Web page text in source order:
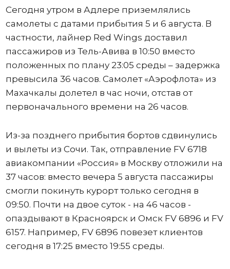
Сегодня утром в Адлере приземлялись
самолеты с датами прибытия 5 и 6 августа. В
частности, лайнер Red Wings доставил
пассажиров из Тель-Авива в 10:50 вместо
положенных по плану 23:05 среды – задержка
превысила 36 часов. Самолет «Аэрофлота» из
Махачкалы долетел в час ночи, отстав от
первоначального времени на 26 часов.
Из-за позднего прибытия бортов сдвинулись
и вылеты из Сочи. Так, отправление FV 6718
авиакомпании «Россия» в Москву отложили на
37 часов: вместо вечера 5 августа пассажиры
смогли покинуть курорт только сегодня в
09:50. Почти на двое суток - на 46 часов -
опаздывают в Красноярск и Омск FV 6896 и FV
6157. Например, FV 6896 повезет клиентов
сегодня в 17:25 вместо 19:55 среды.